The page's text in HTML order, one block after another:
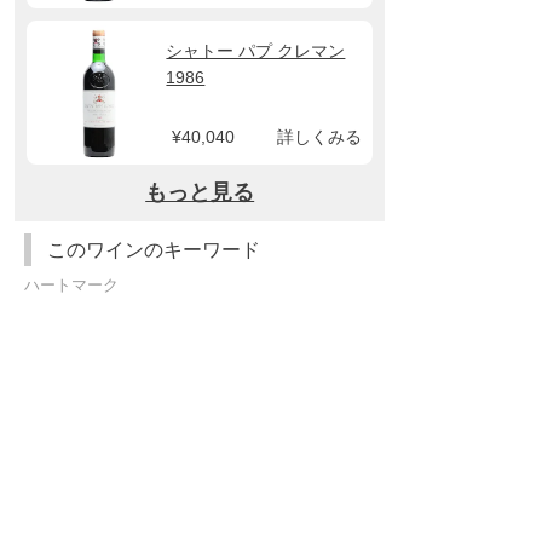
シャトー パプ クレマン
1986
¥40,040 詳しくみる
もっと見る
このワインのキーワード
ハートマーク